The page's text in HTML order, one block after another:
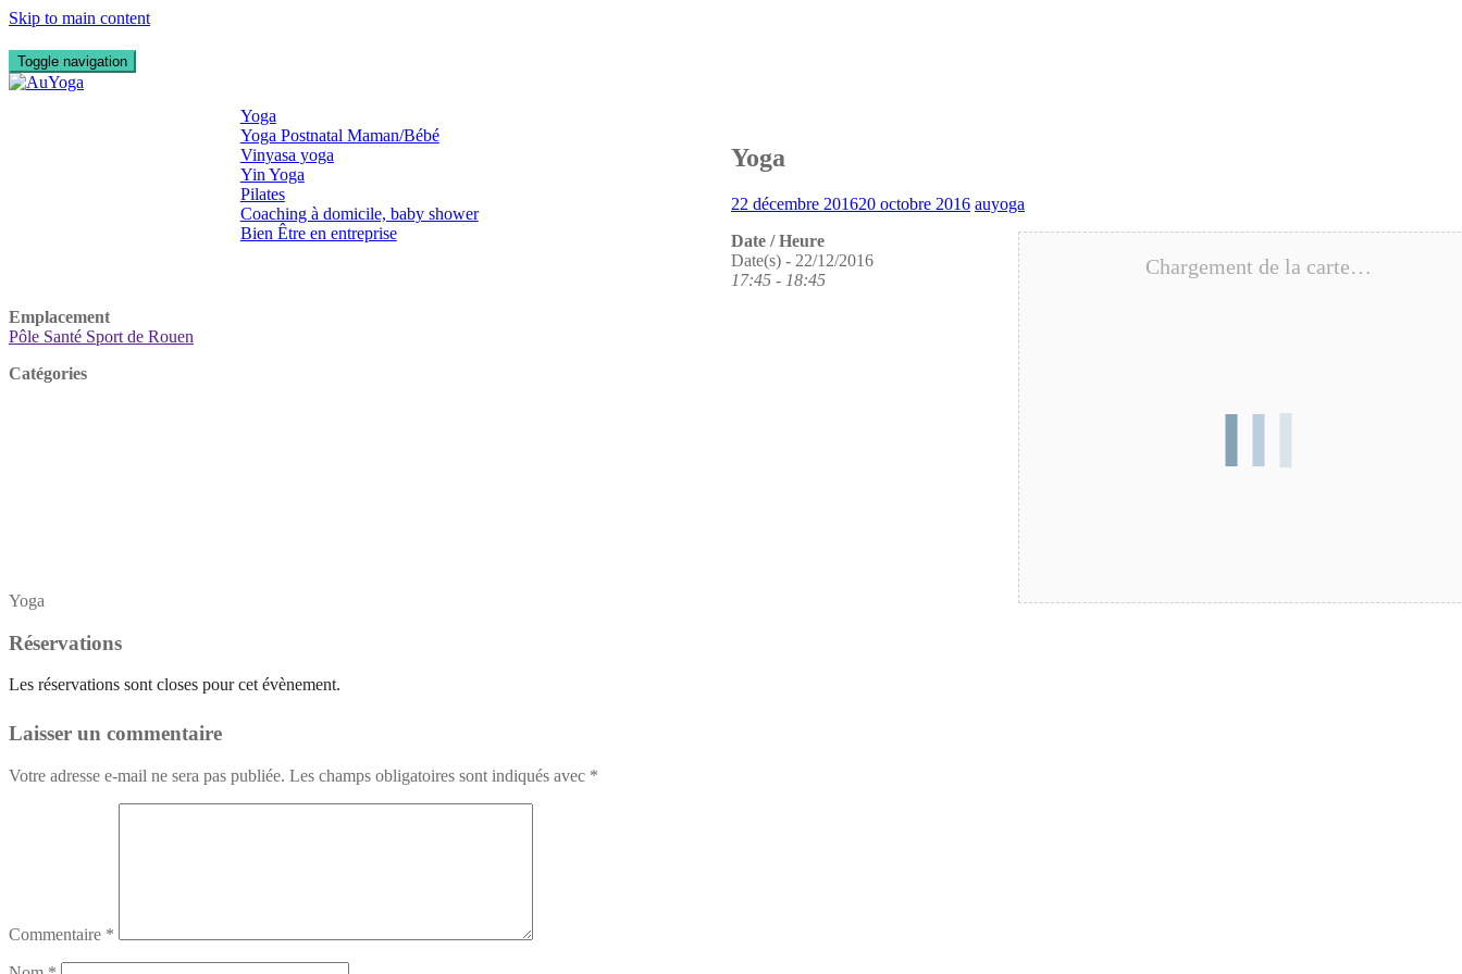
Skip to main content
Toggle navigation
Yoga
Yoga Postnatal Maman/Bébé
Vinyasa yoga
Yin Yoga
Pilates
Coaching à domicile, baby shower
Bien Être en entreprise
Yoga
22 décembre 201620 octobre 2016 auyoga
Chargement de la carte…
Date / Heure
Date(s) - 22/12/2016
17:45 - 18:45
Emplacement
Pôle Santé Sport de Rouen
Catégories
Yoga
Réservations
Les réservations sont closes pour cet évènement.
Laisser un commentaire
Votre adresse e-mail ne sera pas publiée. Les champs obligatoires sont indiqués avec *
Commentaire *